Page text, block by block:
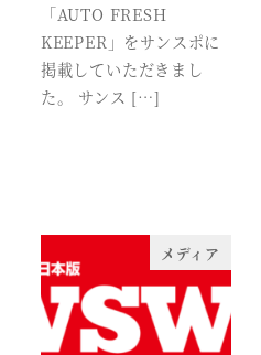
「AUTO FRESH
KEEPER」をサンスポに
掲載していただきまし
た。 サンス […]
メディア